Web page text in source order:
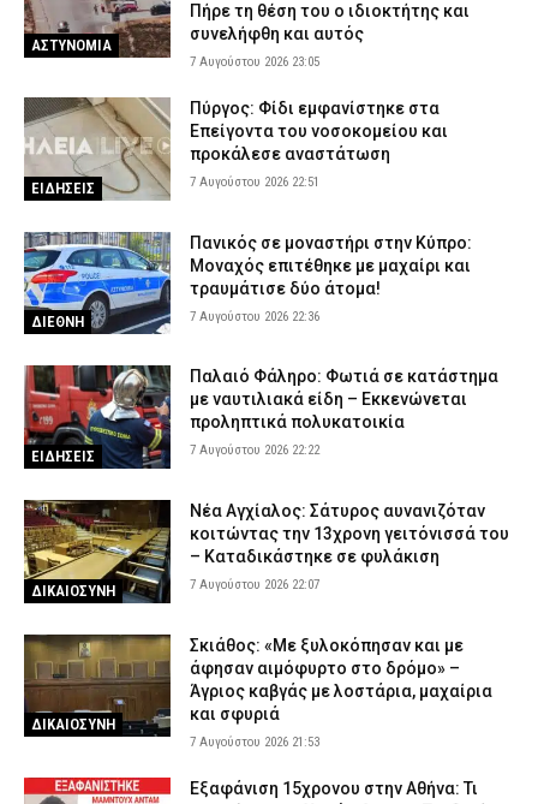
ΑΣΤΥΝΟΜΙΑ
Πήρε τη θέση του ο ιδιοκτήτης και
συνελήφθη και αυτός
7 Αυγούστου 2026 23:05
ΕΙΔΗΣΕΙΣ
Πύργος: Φίδι εμφανίστηκε στα
Επείγοντα του νοσοκομείου και
προκάλεσε αναστάτωση
7 Αυγούστου 2026 22:51
ΔΙΕΘΝΗ
Πανικός σε μοναστήρι στην Κύπρο:
Μοναχός επιτέθηκε με μαχαίρι και
τραυμάτισε δύο άτομα!
7 Αυγούστου 2026 22:36
ΕΙΔΗΣΕΙΣ
Παλαιό Φάληρο: Φωτιά σε κατάστημα
με ναυτιλιακά είδη – Εκκενώνεται
προληπτικά πολυκατοικία
7 Αυγούστου 2026 22:22
ΔΙΚΑΙΟΣΥΝΗ
Νέα Αγχίαλος: Σάτυρος αυνανιζόταν
κοιτώντας την 13χρονη γειτόνισσά του
– Καταδικάστηκε σε φυλάκιση
7 Αυγούστου 2026 22:07
ΔΙΚΑΙΟΣΥΝΗ
Σκιάθος: «Με ξυλοκόπησαν και με
άφησαν αιμόφυρτο στο δρόμο» –
Άγριος καβγάς με λοστάρια, μαχαίρια
και σφυριά
7 Αυγούστου 2026 21:53
Εξαφάνιση 15χρονου στην Αθήνα: Τι